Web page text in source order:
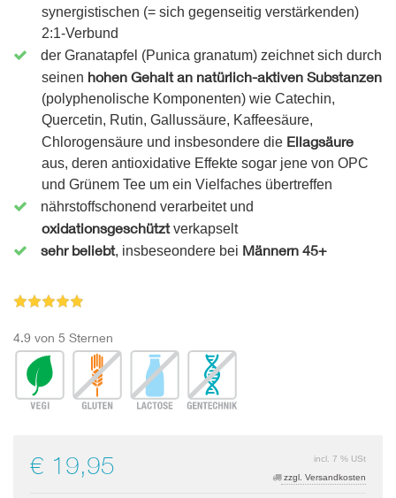
synergistischen (= sich gegenseitig verstärkenden)
2:1-Verbund
der Granatapfel (Punica granatum) zeichnet sich durch
seinen hohen Gehalt an natürlich-aktiven Substanzen
(polyphenolische Komponenten) wie Catechin,
Quercetin, Rutin, Gallussäure, Kaffeesäure,
Chlorogensäure und insbesondere die Ellagsäure
aus, deren antioxidative Effekte sogar jene von OPC
und Grünem Tee um ein Vielfaches übertreffen
nährstoffschonend verarbeitet und
oxidationsgeschütztverkapselt
sehr beliebt, insbeseondere bei Männern 45+
4.9 von 5 Sternen
incl. 7 % USt
zzgl. Versandkosten
€ 19,95